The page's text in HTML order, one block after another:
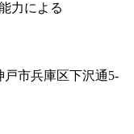
力による
市兵庫区下沢通5-